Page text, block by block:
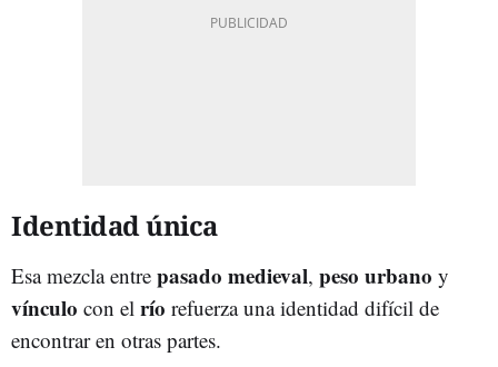
Identidad única
Esa mezcla entre pasado medieval, peso urbano y
vínculo con el río refuerza una identidad difícil de
encontrar en otras partes.